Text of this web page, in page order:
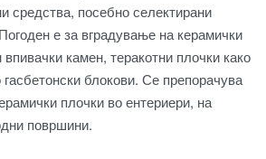
средства, посебно селектирани
е за вградување на керамички
камен, теракотни плочки како
блокови. Се препорачува
плочки во ентериери, на
површини.